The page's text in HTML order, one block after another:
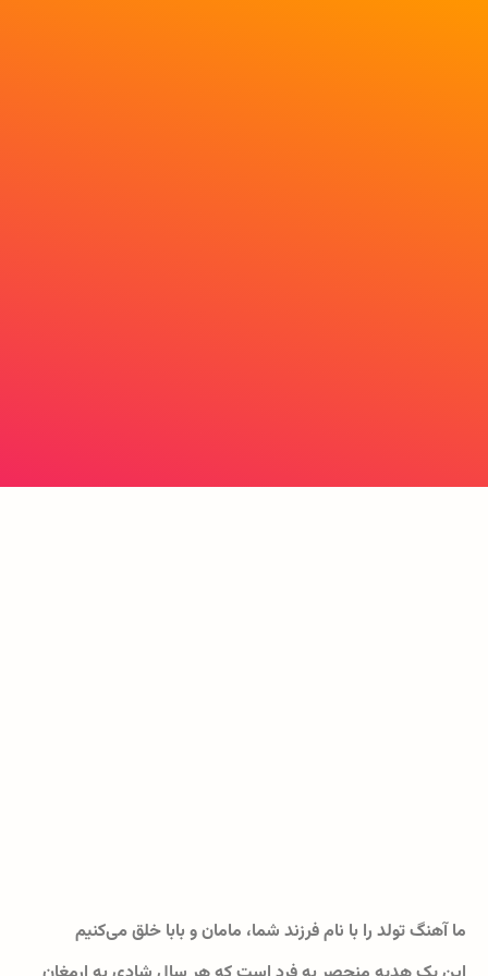
ما آهنگ تولد را با نام فرزند شما، مامان و بابا خلق می‌کنیم